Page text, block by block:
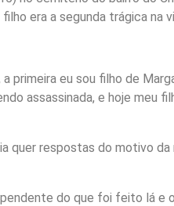
era a segunda trágica na
primeira eu sou filho de
assassinada, e hoje meu
quer respostas do motivo
do que foi feito lá e